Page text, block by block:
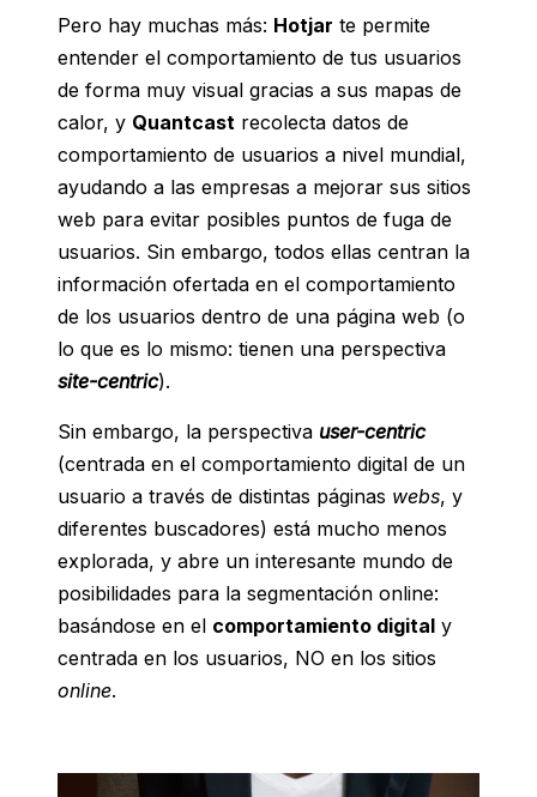
Pero hay muchas más: Hotjar te permite
entender el comportamiento de tus usuarios
de forma muy visual gracias a sus mapas de
calor, y Quantcast recolecta datos de
comportamiento de usuarios a nivel mundial,
ayudando a las empresas a mejorar sus sitios
web para evitar posibles puntos de fuga de
usuarios. Sin embargo, todos ellas centran la
información ofertada en el comportamiento
de los usuarios dentro de una página web (o
lo que es lo mismo: tienen una perspectiva
site-centric).
Sin embargo, la perspectiva user-centric
(centrada en el comportamiento digital de un
usuario a través de distintas páginas webs, y
diferentes buscadores) está mucho menos
explorada, y abre un interesante mundo de
posibilidades para la segmentación online:
basándose en el comportamiento digital y
centrada en los usuarios, NO en los sitios
online.